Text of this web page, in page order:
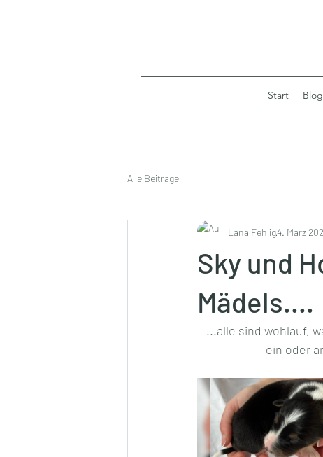
Start Blog
Alle Beiträge
Sky und
Mädels....
Lana Fehlig4. März
...alle sind wohlauf,
ein oder